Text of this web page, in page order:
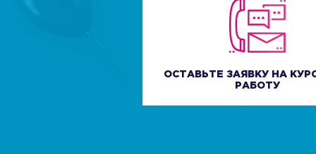
ОСТАВЬТЕ ЗАЯВКУ НА
РАБОТУ